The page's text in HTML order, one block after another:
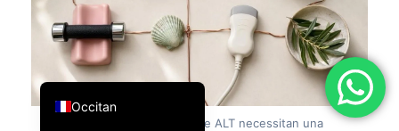
Valors fòrça naut de ALT necessitan una
Occitan
English
Deutsch